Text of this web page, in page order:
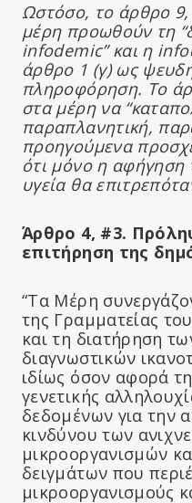
Ωστόσο, το άρθρο 9,
μέρη προωθούν τη
infodemic” και η
άρθρο 1 (γ) ως
πληροφόρηση. Το
στα μέρη να
παραπλανητική,
προηγούμενα
ότι μόνο η αφήγηση
υγεία θα
Άρθρο 4, #3.
επιτήρηση της
“Τα Μέρη
της Γραμματείας
και τη διατήρηση
διαγνωστικών
ιδίως όσον αφορά
γενετικής
δεδομένων για την
κινδύνου των
μικροοργανισμών
δειγμάτων που
μικροοργανισμούς